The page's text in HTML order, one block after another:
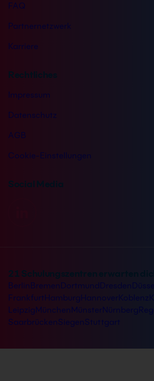
FAQ
Partnernetzwerk
Karriere
Rechtliches
Impressum
Datenschutz
AGB
Cookie-Einstellungen
Social Media
21 Schulungszentren erwarten dich
Berlin Bremen Dortmund
FrankfurtHamburgHannover
LeipzigMünchen Münster
SaarbrückenSiegen Stuttgart